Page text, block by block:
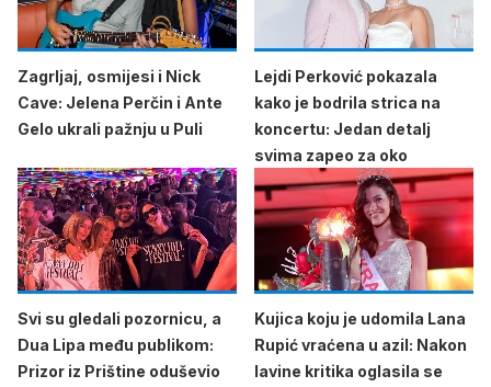
Zagrljaj, osmijesi i Nick
Cave: Jelena Perčin i Ante
Gelo ukrali pažnju u Puli
Lejdi Perković pokazala
kako je bodrila strica na
koncertu: Jedan detalj
svima zapeo za oko
Svi su gledali pozornicu, a
Dua Lipa među publikom:
Prizor iz Prištine oduševio
Kujica koju je udomila Lana
Rupić vraćena u azil: Nakon
lavine kritika oglasila se